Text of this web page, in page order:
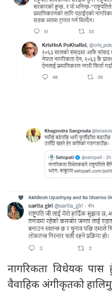
नागरिकता विधेयक पास
वैवाहिक अंगीकृतको